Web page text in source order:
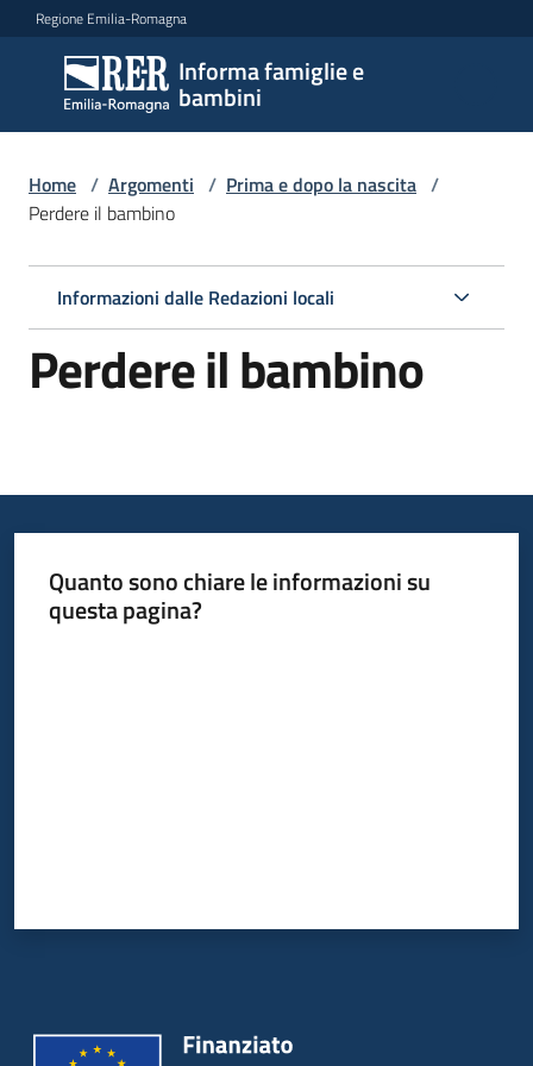
Vai al contenuto
Vai alla navigazione
Vai al footer
Regione Emilia-Romagna
Informa famiglie e
bambini
Informa
famiglie
e
bambini
Argomenti
Servizi
le
Informazioni
Home / Argomenti / Prima e dopo la nascita /
Perdere il bambino
Informazioni dalle Redazioni locali
Perdere il bambino
Quanto sono chiare le informazioni su
questa pagina?